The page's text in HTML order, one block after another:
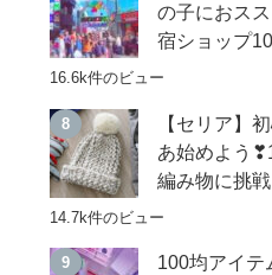
の子におス
宿ショップ
16.6k件のビュー
【セリア】
あ始めよう
編み物に挑
14.7k件のビュー
100均アイテ